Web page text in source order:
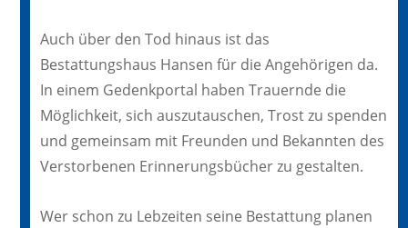
Auch über den Tod hinaus ist das
Bestattungshaus Hansen für die Angehörigen da.
In einem Gedenkportal haben Trauernde die
Möglichkeit, sich auszutauschen, Trost zu spenden
und gemeinsam mit Freunden und Bekannten des
Verstorbenen Erinnerungsbücher zu gestalten.
Wer schon zu Lebzeiten seine Bestattung planen